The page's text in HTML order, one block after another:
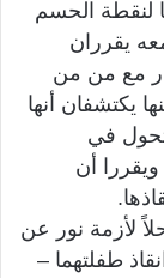
لنقطة الحسم
يقرران
مع من من
يكتشفان أنها
في
أن
لأزمة نور عن
طفلتهما –